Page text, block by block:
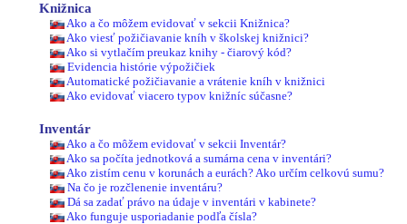
Knižnica
Ako a čo môžem evidovať v sekcii Knižnica?
Ako viesť požičiavanie kníh v školskej knižnici?
Ako si vytlačím preukaz knihy - čiarový kód?
Evidencia histórie výpožičiek
Automatické požičiavanie a vrátenie kníh v knižnici
Ako evidovať viacero typov knižníc súčasne?
Inventár
Ako a čo môžem evidovať v sekcii Inventár?
Ako sa počíta jednotková a sumárna cena v inventári?
Ako zistím cenu v korunách a eurách? Ako určím celkovú sumu?
Na čo je rozčlenenie inventáru?
Dá sa zadať právo na údaje v inventári v kabinete?
Ako funguje usporiadanie podľa čísla?